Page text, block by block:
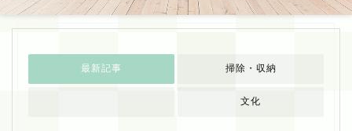
最新記事 掃除・収納
文化